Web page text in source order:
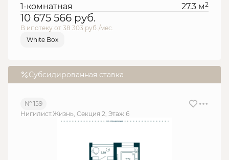
1-комнатная 27.3 м2
10 675 566 руб.
В ипотеку от 38 303 руб./мес.
White Box
Субсидированная ставка
№ 159
Нигилист.Жизнь, Секция 2, Этаж 6